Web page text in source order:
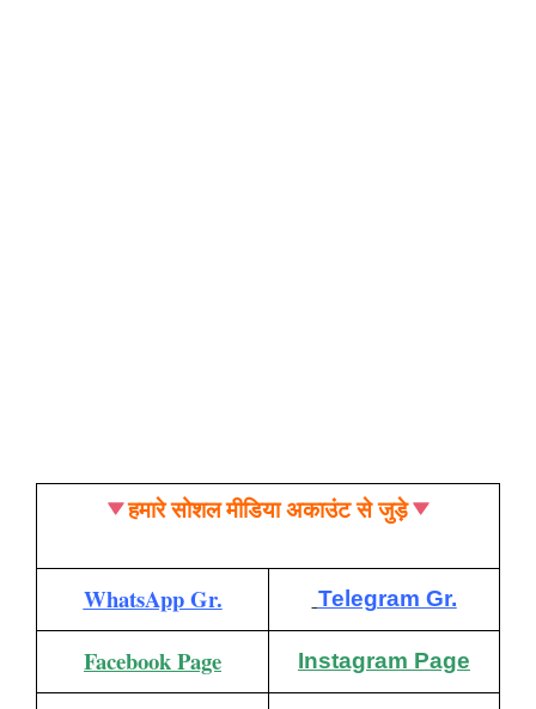
हमारे सोशल मीडिया अकाउंट से जुड़े
WhatsApp Gr. Telegram Gr.
Facebook Page Instagram Page